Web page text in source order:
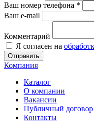
Ваш номер телефона *
Ваш e-mail
Комментарий
Я согласен на
Отправить
Компания
Каталог
О компании
Вакансии
Публичный договор
Контакты